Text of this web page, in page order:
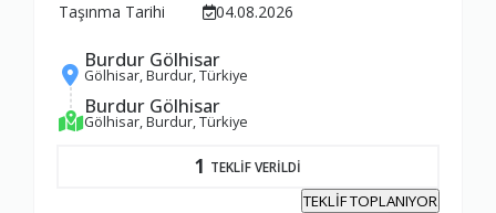
Taşınma Tarihi
04.08.2026
Burdur Gölhisar
Gölhisar, Burdur, Türkiye
Burdur Gölhisar
Gölhisar, Burdur, Türkiye
1 TEKLİF VERİLDİ
TEKLİF TOPLANIYOR